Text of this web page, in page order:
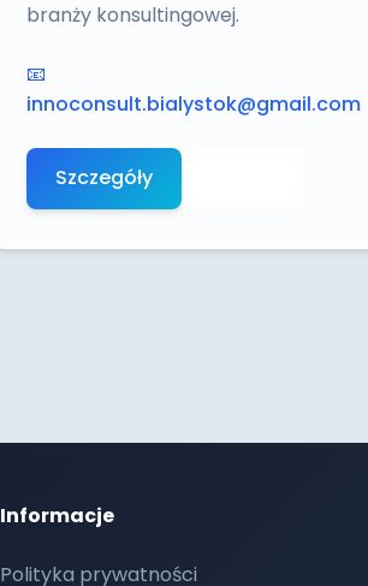
branży konsultingowej.
📧
innoconsult.bialystok@gmail.com
Szczegóły
Informacje
Polityka prywatności